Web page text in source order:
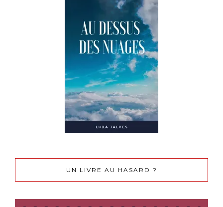
UN LIVRE AU HASARD ?